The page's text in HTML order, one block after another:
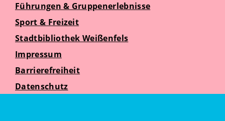
Führungen & Gruppenerlebnisse
Sport & Freizeit
Stadtbibliothek Weißenfels
Impressum
Barrierefreiheit
Datenschutz